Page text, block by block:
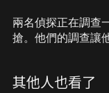
兩名偵探正在調查
搶。他們的調查讓
其他人也看了